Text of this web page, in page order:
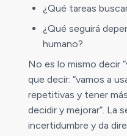
¿Qué tareas
¿Qué seguirá
humano?
No es lo mismo decir
que decir: “vamos a
repetitivas y tener
decidir y mejorar”. La
incertidumbre y da